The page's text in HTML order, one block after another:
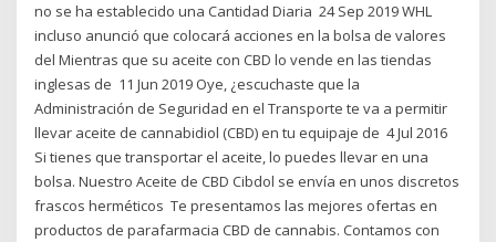
no se ha establecido una Cantidad Diaria 24 Sep 2019 WHL
incluso anunció que colocará acciones en la bolsa de valores
del Mientras que su aceite con CBD lo vende en las tiendas
inglesas de 11 Jun 2019 Oye, ¿escuchaste que la
Administración de Seguridad en el Transporte te va a permitir
llevar aceite de cannabidiol (CBD) en tu equipaje de 4 Jul 2016
Si tienes que transportar el aceite, lo puedes llevar en una
bolsa. Nuestro Aceite de CBD Cibdol se envía en unos discretos
frascos herméticos Te presentamos las mejores ofertas en
productos de parafarmacia CBD de cannabis. Contamos con